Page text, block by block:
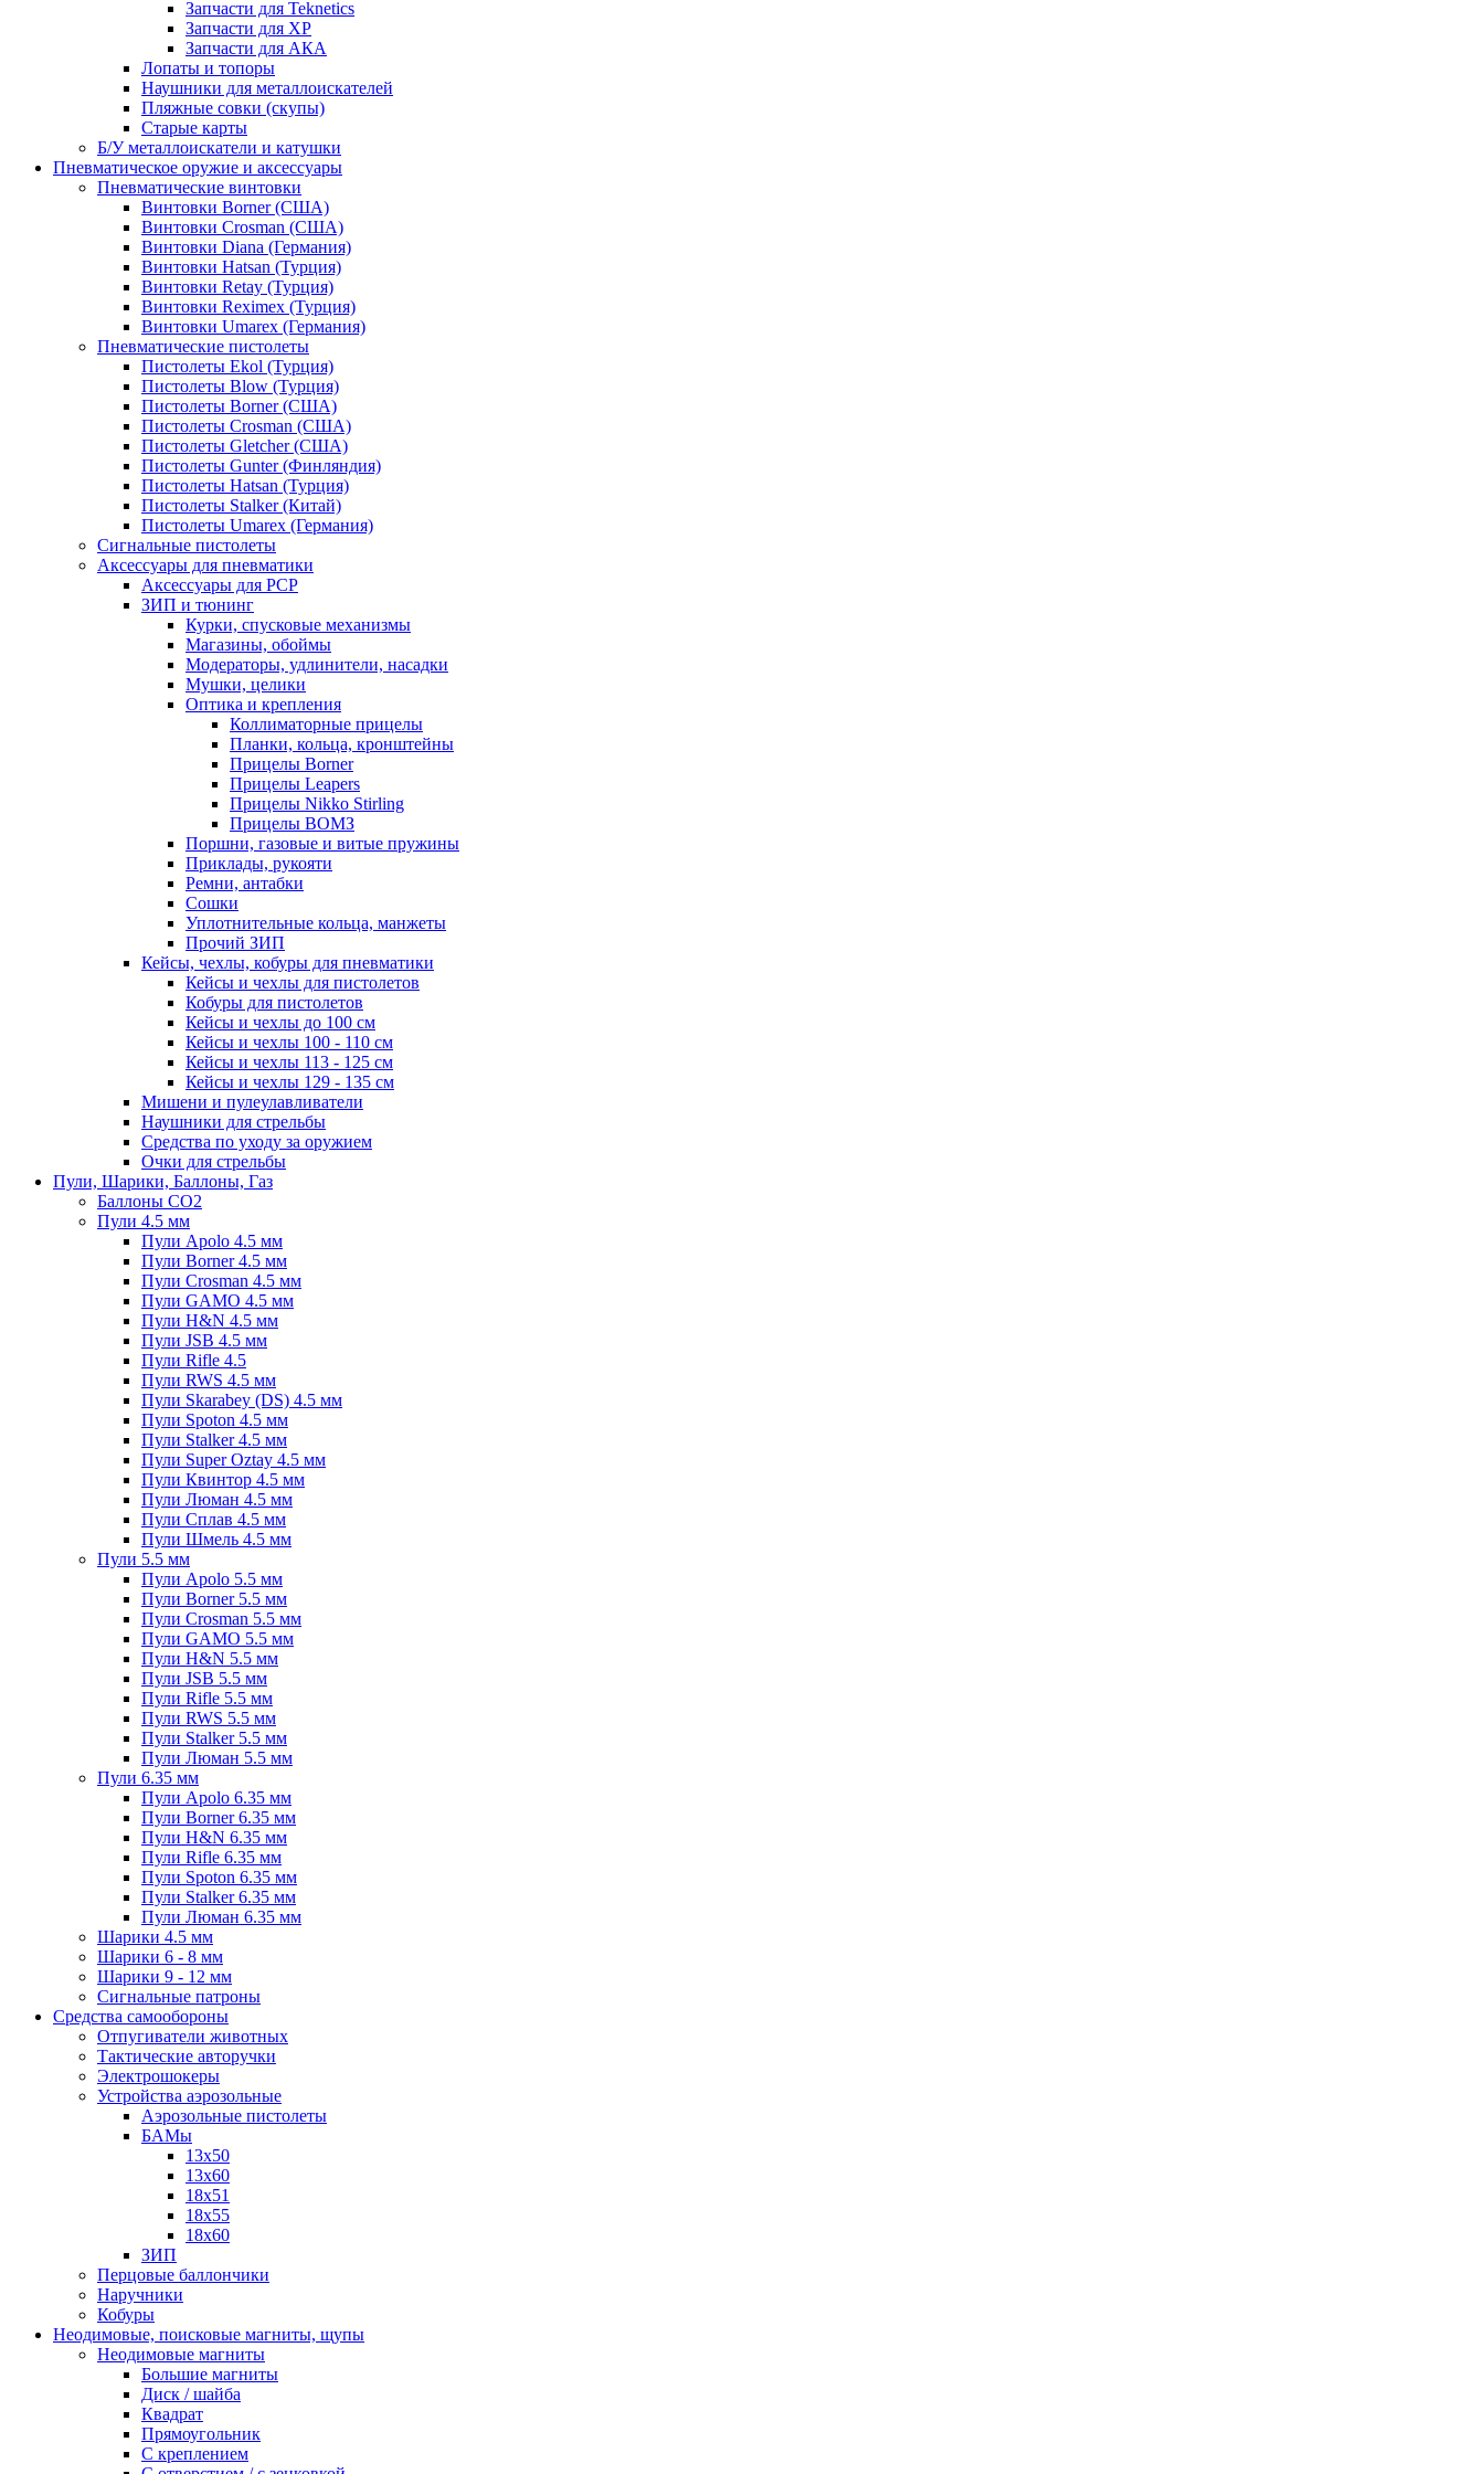
Запчасти для Teknetics
Запчасти для XP
Запчасти для АКА
Лопаты и топоры
Наушники для металлоискателей
Пляжные совки (скупы)
Старые карты
Б/У металлоискатели и катушки
Пневматическое оружие и аксессуары
Пневматические винтовки
Винтовки Borner (США)
Винтовки Crosman (США)
Винтовки Diana (Германия)
Винтовки Hatsan (Турция)
Винтовки Retay (Турция)
Винтовки Reximex (Турция)
Винтовки Umarex (Германия)
Пневматические пистолеты
Пистолеты Ekol (Турция)
Пистолеты Blow (Турция)
Пистолеты Borner (США)
Пистолеты Crosman (США)
Пистолеты Gletcher (США)
Пистолеты Gunter (Финляндия)
Пистолеты Hatsan (Турция)
Пистолеты Stalker (Китай)
Пистолеты Umarex (Германия)
Сигнальные пистолеты
Аксессуары для пневматики
Аксессуары для PCP
ЗИП и тюнинг
Курки, спусковые механизмы
Магазины, обоймы
Модераторы, удлинители, насадки
Мушки, целики
Оптика и крепления
Коллиматорные прицелы
Планки, кольца, кронштейны
Прицелы Borner
Прицелы Leapers
Прицелы Nikko Stirling
Прицелы ВОМЗ
Поршни, газовые и витые пружины
Приклады, рукояти
Ремни, антабки
Сошки
Уплотнительные кольца, манжеты
Прочий ЗИП
Кейсы, чехлы, кобуры для пневматики
Кейсы и чехлы для пистолетов
Кобуры для пистолетов
Кейсы и чехлы до 100 см
Кейсы и чехлы 100 - 110 см
Кейсы и чехлы 113 - 125 см
Кейсы и чехлы 129 - 135 см
Мишени и пулеулавливатели
Наушники для стрельбы
Средства по уходу за оружием
Очки для стрельбы
Пули, Шарики, Баллоны, Газ
Баллоны CO2
Пули 4.5 мм
Пули Apolo 4.5 мм
Пули Borner 4.5 мм
Пули Crosman 4.5 мм
Пули GAMO 4.5 мм
Пули H&N 4.5 мм
Пули JSB 4.5 мм
Пули Rifle 4.5
Пули RWS 4.5 мм
Пули Skarabey (DS) 4.5 мм
Пули Spoton 4.5 мм
Пули Stalker 4.5 мм
Пули Super Oztay 4.5 мм
Пули Квинтор 4.5 мм
Пули Люман 4.5 мм
Пули Сплав 4.5 мм
Пули Шмель 4.5 мм
Пули 5.5 мм
Пули Apolo 5.5 мм
Пули Borner 5.5 мм
Пули Crosman 5.5 мм
Пули GAMO 5.5 мм
Пули H&N 5.5 мм
Пули JSB 5.5 мм
Пули Rifle 5.5 мм
Пули RWS 5.5 мм
Пули Stalker 5.5 мм
Пули Люман 5.5 мм
Пули 6.35 мм
Пули Apolo 6.35 мм
Пули Borner 6.35 мм
Пули H&N 6.35 мм
Пули Rifle 6.35 мм
Пули Spoton 6.35 мм
Пули Stalker 6.35 мм
Пули Люман 6.35 мм
Шарики 4.5 мм
Шарики 6 - 8 мм
Шарики 9 - 12 мм
Сигнальные патроны
Средства самообороны
Отпугиватели животных
Тактические авторучки
Электрошокеры
Устройства аэрозольные
Аэрозольные пистолеты
БАМы
13х50
13х60
18х51
18х55
18х60
ЗИП
Перцовые баллончики
Наручники
Кобуры
Неодимовые, поисковые магниты, щупы
Неодимовые магниты
Большие магниты
Диск / шайба
Квадрат
Прямоугольник
С креплением